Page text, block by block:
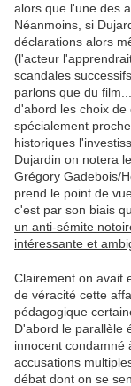
alors que l'une des
Néanmoins, si
déclarations alors
(l'acteur
scandales
parlons que du
d'abord les choix de
spécialement
historiques
Dujardin on notera
Grégory Gadebois/
prend le point de
c'est par son biais
un anti-sémite
intéressante et
Clairement on avait
de véracité cette
pédagogique
D'abord le parallèle
innocent condamné
accusations
débat dont on se